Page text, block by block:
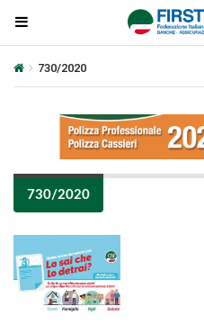
730/2020
730/2020